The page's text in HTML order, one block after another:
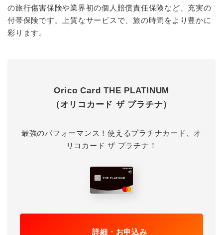
の旅行傷害保険や業界初の個人賠償責任保険など、充実の
付帯保険です。上質なサービスで、旅の時間をより豊かに
彩ります。
Orico Card THE PLATINUM
（オリコカード ザ プラチナ）
最強のパフォーマンス！使えるプラチナカード、オ
リコカード ザ プラチナ！
詳細・お申込み